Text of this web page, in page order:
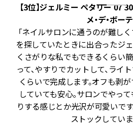
【3位】ジェルミー ペタリー 07
メ・デ・ボーテ
「ネイルサロンに通うのが難し
を探していたときに出合ったジ
くさがりな私でもできるくらい
って、やすりでカットして、ライ
くらいで完成します。オフも剥
していても安心。サロンでやっ
りする感じとか光沢が可愛いで
ストックしてい